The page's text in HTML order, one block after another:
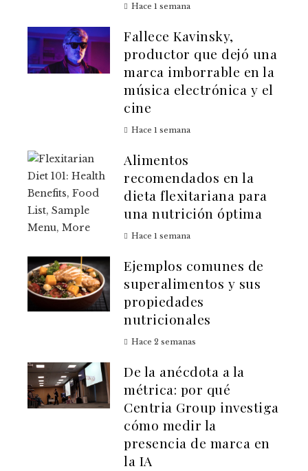
Hace 1 semana
Fallece Kavinsky,
productor que dejó una
marca imborrable en la
música electrónica y el
cine
Hace 1 semana
Alimentos
recomendados en la
dieta flexitariana para
una nutrición óptima
Hace 1 semana
Ejemplos comunes de
superalimentos y sus
propiedades
nutricionales
Hace 2 semanas
De la anécdota a la
métrica: por qué
Centria Group investiga
cómo medir la
presencia de marca en
la IA